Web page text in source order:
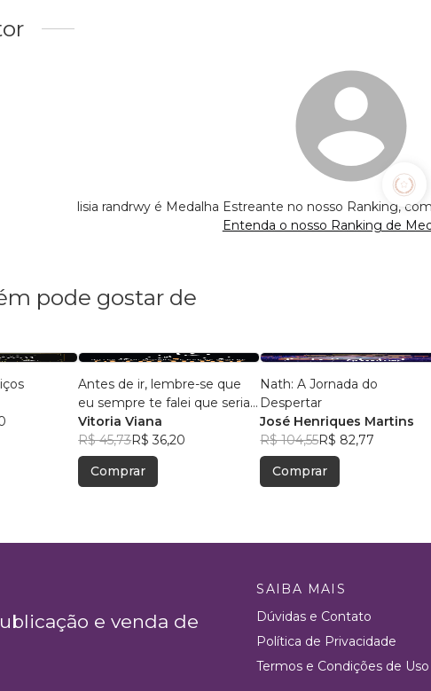
lisia randrwy é Medalha Estreante no nosso Ranking,
Entenda o nosso Ranking de
pode gostar de
Antes de ir, lembre-se que
eu sempre te falei que seria
amor
Vitoria Viana
R$ 45,73R$ 36,20
Comprar
Nath: A Jornada do
Despertar
José Henriques Martins
R$ 104,55R$ 82,77
Comprar
e venda de
SAIBA MAIS
Dúvidas e Contato
Política de Privacidade
Termos e Condições de Uso